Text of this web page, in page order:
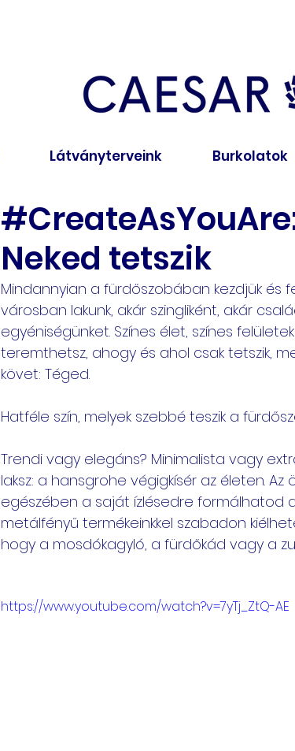
Látványterveink Burkolatok
Neked tetszik
Mindannyian a fürdőszobában kezdjük és
városban lakunk, akár szingliként, akár
egyéniségünket. Színes élet, színes
teremthetsz, ahogy és ahol csak tetszik,
követ: Téged.
Hatféle szín, melyek szebbé teszik a
Trendi vagy elegáns? Minimalista vagy
laksz: a hansgrohe végigkísér az életen. Az
egészében a saját ízlésedre formálhatod
metálfényű termékeinkkel szabadon
hogy a mosdókagyló, a fürdőkád vagy a
https://www.youtube.com/watch?v=7yTj_ZtQ-AE